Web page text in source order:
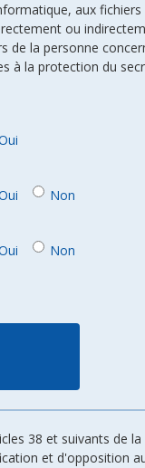
aux
ou
la personne
à la protection du
Non
Non
38 et suivants de
et d'opposition